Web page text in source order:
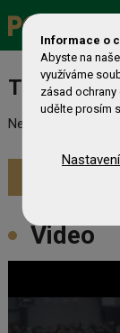
Turnaj
Nebyl nalezen
Video
Informace o
Abyste na
využíváme
zásad
udělte prosím